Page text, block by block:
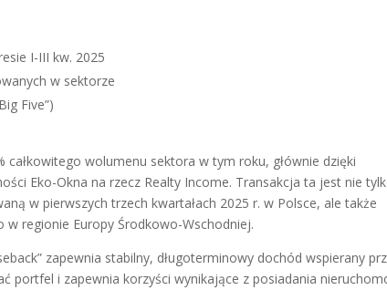
I-III kw. 2025
w sektorze
Five”)
całkowitego wolumenu sektora w tym roku, głównie dzięki
Eko-Okna na rzecz Realty Income. Transakcja ta jest nie
w pierwszych trzech kwartałach 2025 r. w Polsce, ale także
regionie Europy Środkowo-Wschodniej.
zapewnia stabilny, długoterminowy dochód wspierany
portfel i zapewnia korzyści wynikające z posiadania